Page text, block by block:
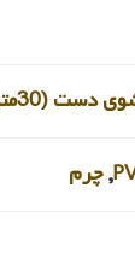
(30متر)
,چرم